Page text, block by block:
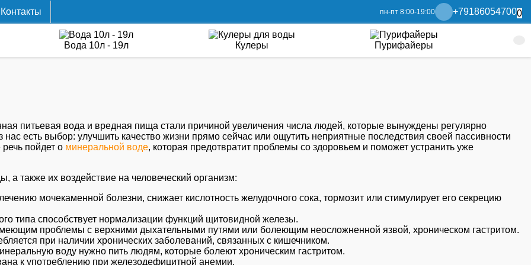
Контакты пн-пт 8:00-19:00 +791860547000
Вода 10л - 19л Кулеры Пурифайеры
питьевая вода и вредная пища стали причиной увеличения числа людей, которые вынуждены регулярно
нас есть выбор: улучшить качество жизни прямо сейчас или ощутить неприятные последствия своей пассивности
речь пойдет о минеральной воде, которая предотвратит проблемы со здоровьем и поможет устранить уже
также их воздействие на человеческий организм:
мочекаменной болезни, снижает кислотность желудочного сока, тормозит или стимулирует его секрецию
типа способствует нормализации функций щитовидной железы.
проблемы с верхними дыхательными путями или болеющим неосложненной язвой, хроническом гастритом.
при наличии хронических заболеваний, связанных с кишечником.
воду нужно пить людям, которые болеют хроническим гастритом.
к употреблению при железодефицитной анемии.